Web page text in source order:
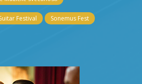
Festival Sonemus Fest